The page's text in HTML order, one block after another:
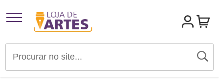
Artigos para Festas